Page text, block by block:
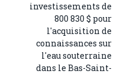
investissements de
800 830 $ pour
l'acquisition de
connaissances sur
l'eau souterraine
dans le Bas-Saint-